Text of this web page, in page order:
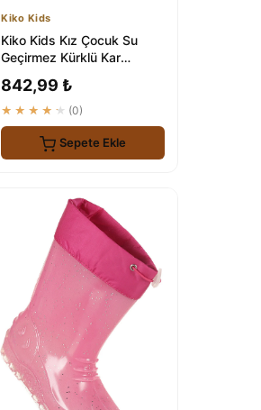
Kiko Kids
Kiko Kids Kız Çocuk Su
Geçirmez Kürklü Kar
Çizmesi
842,99 ₺
★★★★★ (0)
Sepete Ekle